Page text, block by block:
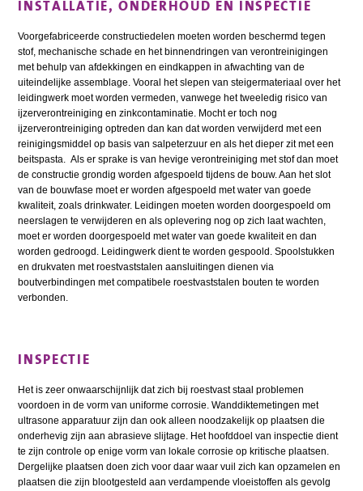
INSTALLATIE, ONDERHOUD EN INSPECTIE
Voorgefabriceerde constructiedelen moeten worden beschermd tegen
stof, mechanische schade en het binnendringen van verontreinigingen
met behulp van afdekkingen en eindkappen in afwachting van de
uiteindelijke assemblage. Vooral het slepen van steigermateriaal over het
leidingwerk moet worden vermeden, vanwege het tweeledig risico van
ijzerverontreiniging en zinkcontaminatie. Mocht er toch nog
ijzerverontreiniging optreden dan kan dat worden verwijderd met een
reinigingsmiddel op basis van salpeterzuur en als het dieper zit met een
beitspasta. Als er sprake is van hevige verontreiniging met stof dan moet
de constructie grondig worden afgespoeld tijdens de bouw. Aan het slot
van de bouwfase moet er worden afgespoeld met water van goede
kwaliteit, zoals drinkwater. Leidingen moeten worden doorgespoeld om
neerslagen te verwijderen en als oplevering nog op zich laat wachten,
moet er worden doorgespoeld met water van goede kwaliteit en dan
worden gedroogd. Leidingwerk dient te worden gespoold. Spoolstukken
en drukvaten met roestvaststalen aansluitingen dienen via
boutverbindingen met compatibele roestvaststalen bouten te worden
verbonden.
INSPECTIE
Het is zeer onwaarschijnlijk dat zich bij roestvast staal problemen
voordoen in de vorm van uniforme corrosie. Wanddiktemetingen met
ultrasone apparatuur zijn dan ook alleen noodzakelijk op plaatsen die
onderhevig zijn aan abrasieve slijtage. Het hoofddoel van inspectie dient
te zijn controle op enige vorm van lokale corrosie op kritische plaatsen.
Dergelijke plaatsen doen zich voor daar waar vuil zich kan opzamelen en
plaatsen die zijn blootgesteld aan verdampende vloeistoffen als gevolg